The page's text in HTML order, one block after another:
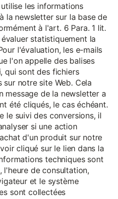
les informations
la newsletter sur la base de
à l'art. 6 Para. 1 lit.
statistiquement la
l'évaluation, les e-mails
l'on appelle des balises
qui sont des fichiers
notre site Web. Cela
message de la newsletter a
été cliqués, le cas échéant.
le suivi des conversions, il
si une action
d'un produit sur notre
cliqué sur le lien dans la
techniques sont
l'heure de consultation,
et le système
sont collectées